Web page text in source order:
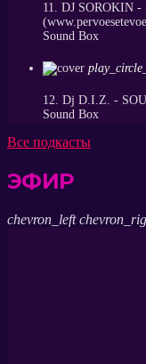
11. DJ SOROKIN
Sound Box
12. Dj D.I.Z. -
Sound Box
Все подкасты
ЭФИР
chevron_left